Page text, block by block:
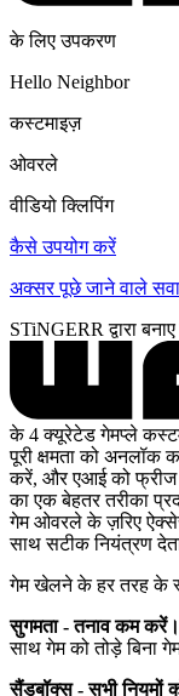
के लिए उपकरण
Hello Neighbor
कस्टमाइज़
ओवरले
वीडियो क्लिपिंग
कैसे उपयोग करें
अक्सर पूछे जाने वाले
STiNGERR द्वारा
के 4 क्यूरेटेड गेमप्ले
पूरी क्षमता को अनलॉक
करें, और एआई को
का एक बेहतर तरीका
गेम ओवरले के ज़रिए
साथ सटीक नियंत्रण
गेम खेलने के हर तरह के
सुगमता - तनाव कम करें।
साथ गेम को तोड़े बिना
सैंडबॉक्स - सभी नियमों